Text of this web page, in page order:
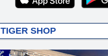
TIGER SHOP